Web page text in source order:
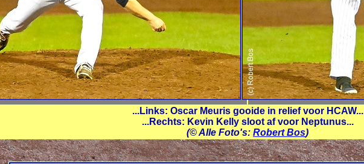
...Links: Oscar Meuris gooide in relief voor HCAW...
...Rechts: Kevin Kelly sloot af voor Neptunus...
(© Alle Foto's: Robert Bos)